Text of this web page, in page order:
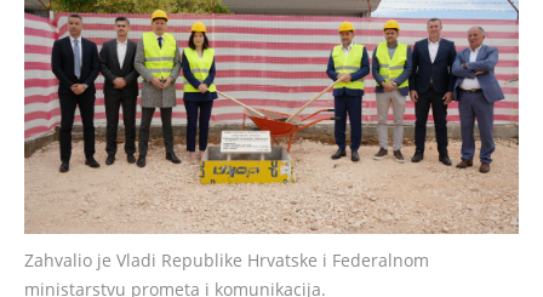
Zahvalio je Vladi Republike Hrvatske i Federalnom
ministarstvu prometa i komunikacija.